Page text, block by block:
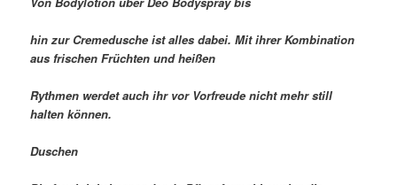
hin zur Cremedusche ist alles dabei. Mit ihrer Kombination
aus frischen Früchten und heißen
Rythmen werdet auch ihr vor Vorfreude nicht mehr still
halten können.
Duschen